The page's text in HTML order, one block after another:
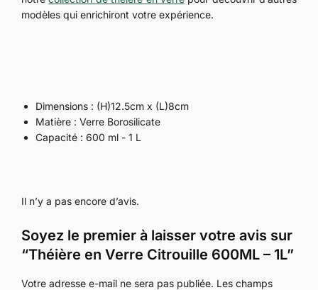
modèles qui enrichiront votre expérience.
Dimensions : (H)12.5cm x (L)8cm
Matière : Verre Borosilicate
Capacité : 600 ml - 1 L
Il n’y a pas encore d’avis.
Soyez le premier à laisser votre avis sur
“Théière en Verre Citrouille 600ML – 1L”
Votre adresse e-mail ne sera pas publiée. Les champs